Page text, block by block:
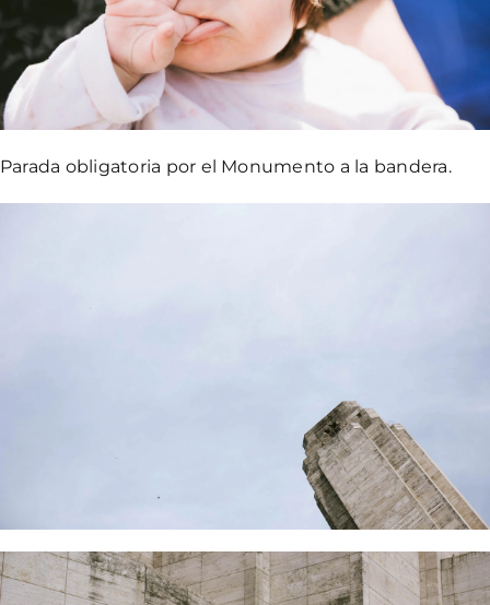
Parada obligatoria por el Monumento a la bandera.